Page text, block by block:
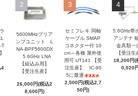
T
4
2
5600MHzプリア
ンプユニット L
NA-BPF5600DX
5.6GHz LNA
【組込み用】
【受注生産】
26,000円(税込2
8,600円)
3
セミフレキ 同軸
ケーブル SMAP
コネクター付 10
cm～各種 屋外使
用可 UT141 【受
注生産】 IC-90
5に最適
2,500円(税込2,7
50円)
4
5.6GHz帯
アンテナ
金具類
【受注生
18,200円(
0,020